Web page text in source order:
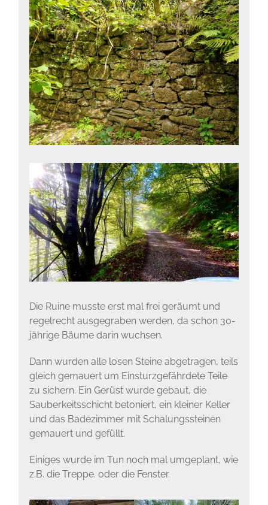
Die Ruine musste erst mal frei geräumt und
regelrecht ausgegraben werden, da schon 30-
jährige Bäume darin wuchsen.
Dann wurden alle losen Steine abgetragen, teils
gleich gemauert um Einsturzgefährdete Teile
zu sichern. Ein Gerüst wurde gebaut, die
Sauberkeitsschicht betoniert, ein kleiner Keller
und das Badezimmer mit Schalungssteinen
gemauert und gefüllt.
Einiges wurde im Tun noch mal umgeplant, wie
z.B. die Treppe. oder die Fenster.